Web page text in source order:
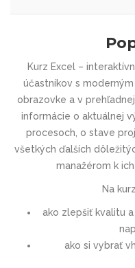
Kurz Excel –
účastníkov s
obrazovke a v
informácie o aktuálnej
procesoch, o stave
všetkých ďalších
manažérom k
Na
ako zlepšiť kvalitu
ako si vybrať